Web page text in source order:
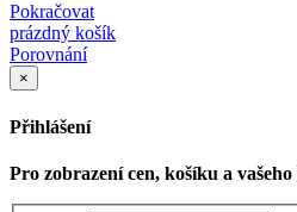
Pokračovat
prázdný košík
Porovnání
×
Přihlášení
Pro zobrazení cen, košíku a